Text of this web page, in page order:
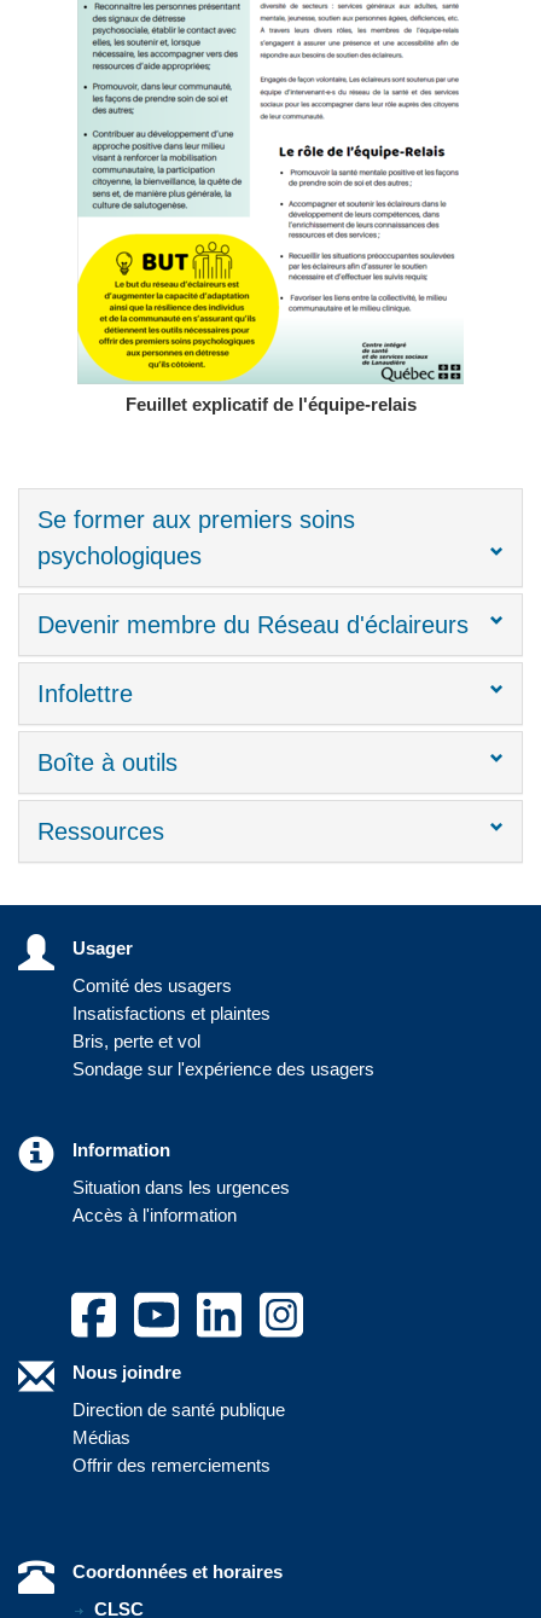
Feuillet explicatif de l'équipe-relais
Se former aux premiers soins
psychologiques
Devenir membre du Réseau d'éclaireurs
Infolettre
Boîte à outils
Ressources
Usager
Comité des usagers
Insatisfactions et plaintes
Bris, perte et vol
Sondage sur l'expérience des usagers
Information
Situation dans les urgences
Accès à l'information
Nous joindre
Direction de santé publique
Médias
Offrir des remerciements
Coordonnées et horaires
CLSC